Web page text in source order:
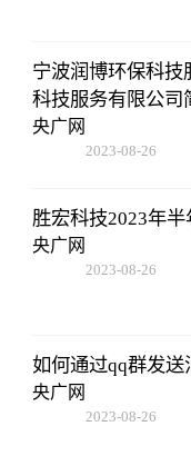
宁波润博环保科
科技服务有限公司
央广网
2023-08-26
胜宏科技2023年
央广网
2023-08-26
如何通过qq群发送
央广网
2023-08-26